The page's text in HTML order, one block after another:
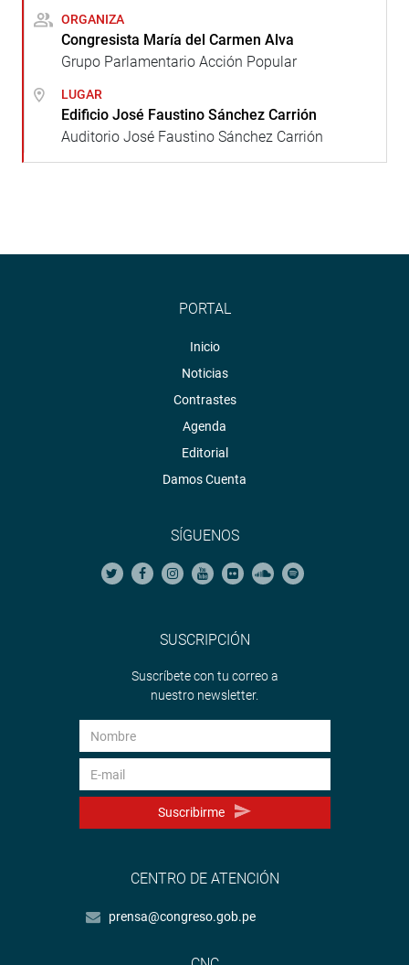
ORGANIZA
Congresista María del Carmen Alva
Grupo Parlamentario Acción Popular
LUGAR
Edificio José Faustino Sánchez Carrión
Auditorio José Faustino Sánchez Carrión
PORTAL
Inicio
Noticias
Contrastes
Agenda
Editorial
Damos Cuenta
SÍGUENOS
SUSCRIPCIÓN
Suscríbete con tu correo a
nuestro newsletter.
Suscribirme
CENTRO DE ATENCIÓN
prensa@congreso.gob.pe